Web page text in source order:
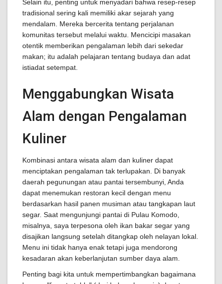
Selain itu, penting untuk menyadari bahwa resep-resep
tradisional sering kali memiliki akar sejarah yang
mendalam. Mereka bercerita tentang perjalanan
komunitas tersebut melalui waktu. Mencicipi masakan
otentik memberikan pengalaman lebih dari sekedar
makan; itu adalah pelajaran tentang budaya dan adat
istiadat setempat.
Menggabungkan Wisata
Alam dengan Pengalaman
Kuliner
Kombinasi antara wisata alam dan kuliner dapat
menciptakan pengalaman tak terlupakan. Di banyak
daerah pegunungan atau pantai tersembunyi, Anda
dapat menemukan restoran kecil dengan menu
berdasarkan hasil panen musiman atau tangkapan laut
segar. Saat mengunjungi pantai di Pulau Komodo,
misalnya, saya terpesona oleh ikan bakar segar yang
disajikan langsung setelah ditangkap oleh nelayan lokal.
Menu ini tidak hanya enak tetapi juga mendorong
kesadaran akan keberlanjutan sumber daya alam.
Penting bagi kita untuk mempertimbangkan bagaimana